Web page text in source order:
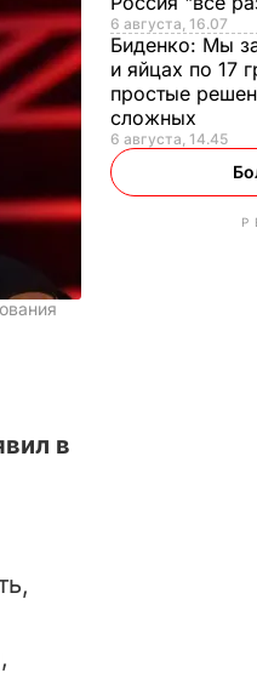
в
6 августа, 16.07
Биденко: Мы
и яйцах по 17
простые
сложных
6 августа, 14.45